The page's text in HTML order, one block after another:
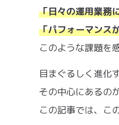
「日々の運用業務
「パフォーマンス
このような課題を
目まぐるしく進化
その中心にあるの
この記事では、こ